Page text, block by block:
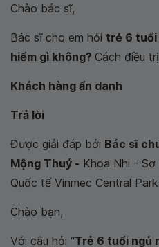
Chào bác sĩ,
Bác sĩ cho em hỏi trẻ 6 tuổi
hiểm gì không? Cách điều
Khách hàng ẩn danh
Trả lời
Được giải đáp bởi Bác sĩ
Mộng Thuý - Khoa Nhi -
Quốc tế Vinmec Central
Chào bạn,
Với câu hỏi “Trẻ 6 tuổi ngủ